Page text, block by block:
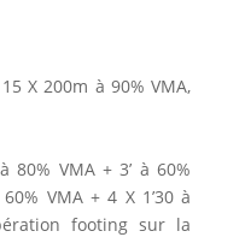
X 200m à 90% VMA,
80% VMA + 3’ à 60%
VMA + 4 X 1’30 à
footing sur la